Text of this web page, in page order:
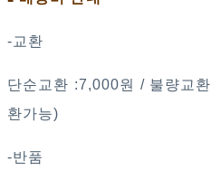
-교환
단순교환 :7,000원 / 불량교
환가능)
-반품